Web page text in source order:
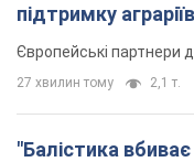
підтримку
Європейські партнери
27 хвилин тому 2,1 т.
"Балістика